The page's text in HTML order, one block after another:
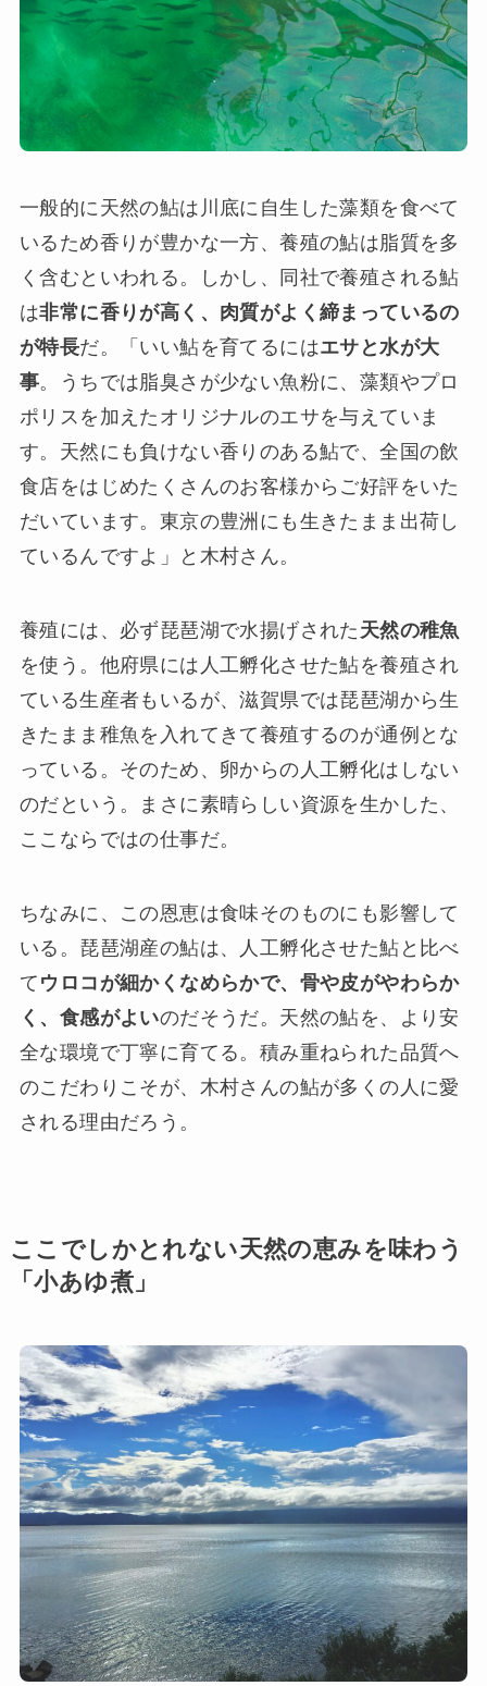
一般的に天然の鮎は川底に自生した藻類を食べて
いるため香りが豊かな一方、養殖の鮎は脂質を多
く含むといわれる。しかし、同社で養殖される鮎
は非常に香りが高く、肉質がよく締まっているの
が特長だ。「いい鮎を育てるにはエサと水が大
事。うちでは脂臭さが少ない魚粉に、藻類やプロ
ポリスを加えたオリジナルのエサを与えていま
す。天然にも負けない香りのある鮎で、全国の飲
食店をはじめたくさんのお客様からご好評をいた
だいています。東京の豊洲にも生きたまま出荷し
ているんですよ」と木村さん。
養殖には、必ず琵琶湖で水揚げされた 天然の稚魚
を使う。他府県には人工孵化させた鮎を養殖され
ている生産者もいるが、滋賀県では琵琶湖から生
きたまま稚魚を入れてきて養殖するのが通例とな
っている。そのため、卵からの人工孵化はしない
のだという。まさに素晴らしい資源を生かした、
ここならではの仕事だ。
ちなみに、この恩恵は食味そのものにも影響して
いる。琵琶湖産の鮎は、人工孵化させた鮎と比べ
て ウロコが細かくなめらかで、骨や皮がやわらか
く、食感がよいのだそうだ。天然の鮎を、より安
全な環境で丁寧に育てる。積み重ねられた品質へ
のこだわりこそが、木村さんの鮎が多くの人に愛
される理由だろう。
ここでしかとれない天然の恵みを味わう
「小あゆ煮」